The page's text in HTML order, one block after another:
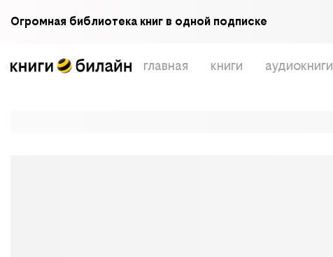
Огромная библиотека книг в одной подписке
главная книги аудиокниги